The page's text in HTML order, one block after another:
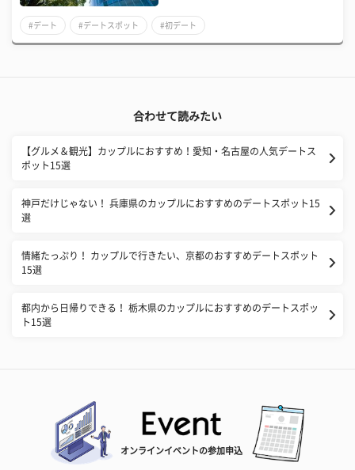
#デート #デートスポット #初デート
合わせて読みたい
【グルメ＆観光】カップルにおすすめ！愛知・名古屋の人気デートス
ポット15選
神戸だけじゃない！ 兵庫県のカップルにおすすめのデートスポット15
選
情緒たっぷり！ カップルで行きたい、京都のおすすめデートスポット
15選
都内から日帰りできる！ 栃木県のカップルにおすすめのデートスポッ
ト15選
オンラインイベントの参加申込